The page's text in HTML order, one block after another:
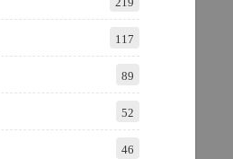
117
89
52
46